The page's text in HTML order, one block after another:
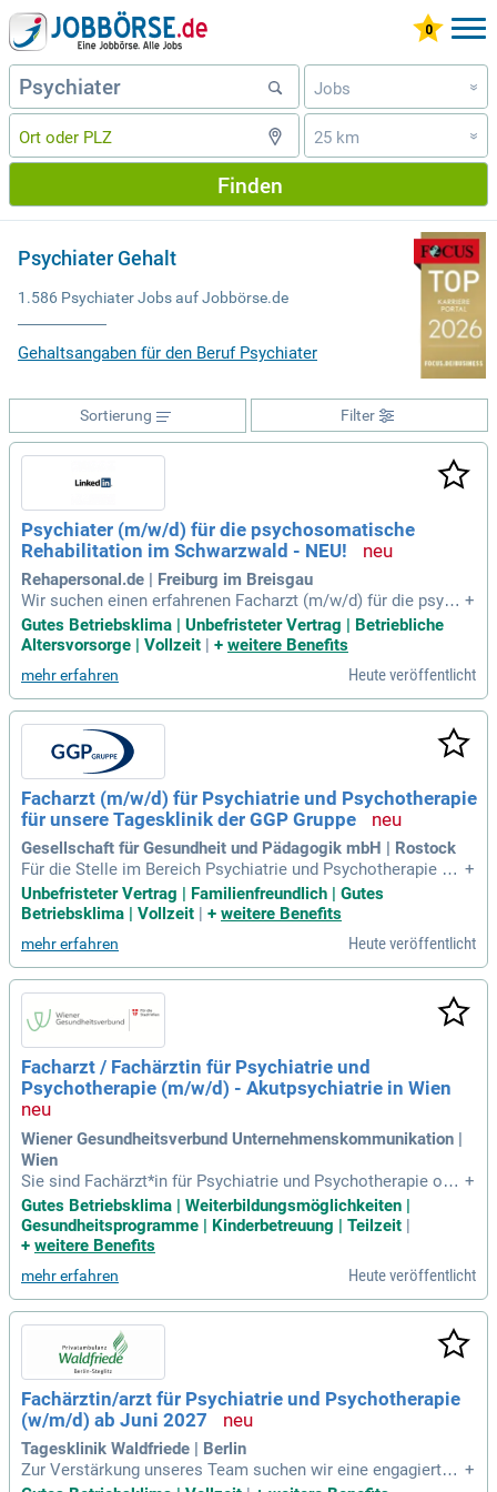
Jobs »
25 km »
Finden
Psychiater Gehalt
1.586 Psychiater Jobs auf Jobbörse.de
Gehaltsangaben für den Beruf Psychiater
Filter
Sortierung
Psychiater (m/w/d) für die psychosomatische
Rehabilitation im Schwarzwald - NEU!
Rehapersonal.de | Freiburg im Breisgau
Wir suchen einen erfahrenen Facharzt (m/w/d) für die psych
osomatische Rehabilitation, der unser Team in einer renom
mierten Klinik verstärkt. Als rehaspezifische Vermittlungsag
entur kennt Rehapersonal.de die besten Möglichkeiten für Ih
re Karriere und bietet umfassende, kostenlose Beratung. Die
Stelle befindet sich in einer Großstadt, maximal 100 km entf
ernt. Zu den Aufgaben gehören die psychiatrische Versorgu
ng, Einzeltherapien sowie die Leitung von Gruppentherapien.
Zudem erwartet Sie das Führen von Dokumentationen und d
ie aktive Teilnahme an Fort- und Weiterbildungen. Bei Intere
sse geben wir Ihnen gerne im persönlichen Gespräch genau
e Informationen zum Arbeitsort.
+
Gutes Betriebsklima | Unbefristeter Vertrag | Betriebliche
Altersvorsorge | Vollzeit | + weitere Benefits
mehr erfahren Heute veröffentlicht
Facharzt (m/w/d) für Psychiatrie und Psychotherapie
für unsere Tagesklinik der GGP Gruppe
Gesellschaft für Gesundheit und Pädagogik mbH | Rostock
Für die Stelle im Bereich Psychiatrie und Psychotherapie su
chen wir einen Facharzt oder einen Assistenzarzt in fortges
chrittener Ausbildung. Eine Anerkennung Ihrer im Ausland er
ndesärzteordnung ist erforderlich. Sie bringen nicht nur fund
ierte klinische Erfahrungen mit, sondern auch idealerweise
Kenntnisse im ambulanten Versorgungsbereich. Ihre fachlic
he Qualität wird durch eine ausgeprägte Sozialkompetenz er
gänzt. Wir bieten Ihnen 30 Tage Urlaub sowie ein wettbewer
bsfähiges Vergütungspaket, das Ihre Qualifikation und Beruf
serfahrung honoriert. Wertschätzung im Umgang mit Patient
en, Angehörigen und Kollegen ist für uns selbstverständlich.
+
Unbefristeter Vertrag | Familienfreundlich | Gutes
Betriebsklima | Vollzeit
+ weitere Benefits
mehr erfahren Heute veröffentlicht
Facharzt / Fachärztin für Psychiatrie und
Psychotherapie (m/w/d) - Akutpsychiatrie in Wien
Wiener Gesundheitsverbund Unternehmenskommunikation |
Wien
Sie sind Fachärzt*in für Psychiatrie und Psychotherapie ode
r verfügen über eine vergleichbare Anerkennung? Lassen Sie
Ihre Leidenschaft für die stationäre Erwachsenenpsychiatrie
und Akutbehandlung das Leben unserer Patient*innen nachh
+
Gutes Betriebsklima | Weiterbildungsmöglichkeiten |
Gesundheitsprogramme | Kinderbetreuung | Teilzeit |
+ weitere Benefits
mehr erfahren Heute veröffentlicht
Fachärztin/arzt für Psychiatrie und Psychotherapie
(w/m/d) ab Juni 2027
Tagesklinik Waldfriede | Berlin
Zur Verstärkung unseres Team suchen wir eine engagierte F +